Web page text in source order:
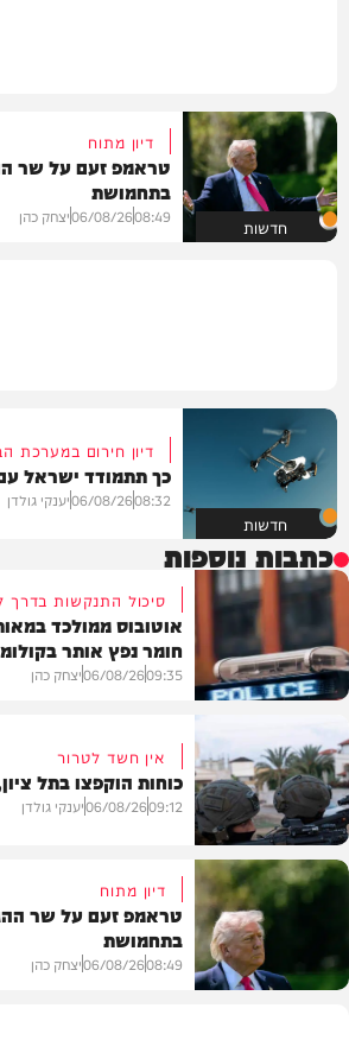
חדשות
דיון מתוח
טראמפ זעם על שר
בתחמושת
08:49
06/08/26יצחק כהן
חדשות
דיון חירום במערכת
כך תתמודד ישראל
08:32
06/08/26יענקי גולדן
כתבות נוספות
חדשות
סיכול התנקשות
אוטובוס ממולכד
חומר נפץ אותר
09:35
06/08/26יצחק כהן
חדשות
אין חשד לטרור
כוחות הוקפצו בתל
09:12
06/08/26יענקי גולדן
דיון מתוח
טראמפ זעם על שר
בתחמושת
08:49
06/08/26יצחק כהן